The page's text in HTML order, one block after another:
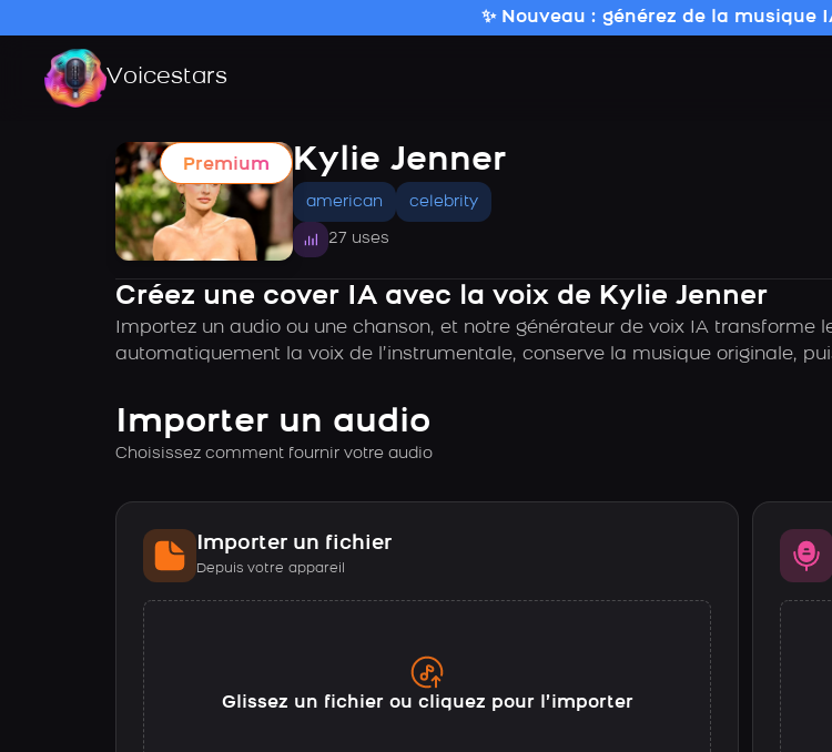
✨ Nouveau : générez de la musique
Voicestars
Premium Kylie Jenner
american celebrity
27 uses
Créez une cover IA avec la voix de Kylie Jenner
Importez un audio ou une chanson, et notre générateur de voix IA transforme
automatiquement la voix de l’instrumentale, conserve la musique originale,
Importer un audio
Choisissez comment fournir votre audio
Importer un fichier
Depuis votre appareil
Glissez un fichier ou cliquez pour l’importer